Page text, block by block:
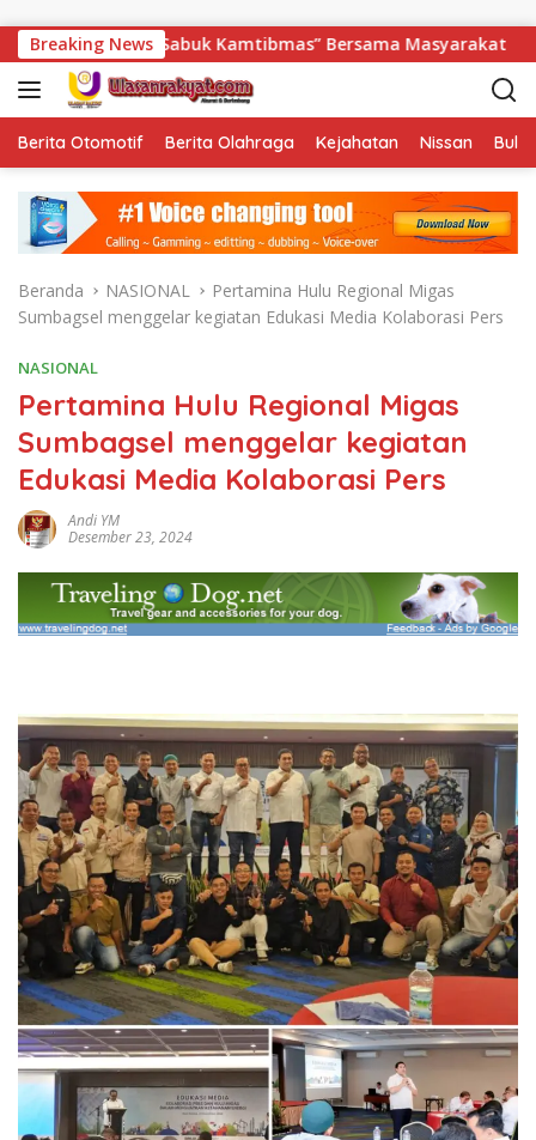
Breaking News
Kamtibmas” Bersama Masyarakat Sambut HUT
Berita Otomotif Berita Olahraga Kejahatan Nissan
Beranda NASIONAL
Pertamina Hulu Regional Migas
Sumbagsel menggelar kegiatan Edukasi Media Kolaborasi Pers
NASIONAL
Pertamina Hulu Regional Migas
Sumbagsel menggelar kegiatan
Edukasi Media Kolaborasi Pers
Andi YM
Desember 23, 2024